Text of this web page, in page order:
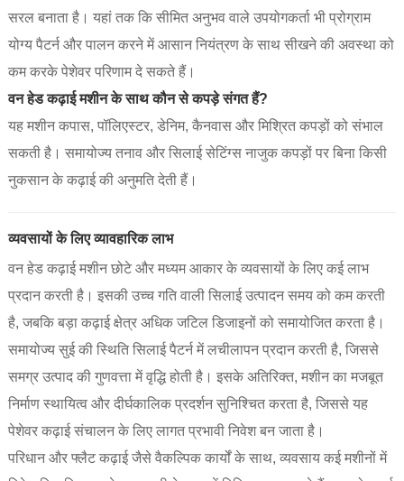
सरल बनाता है। यहां तक ​​कि सीमित अनुभव वाले उपयोगकर्ता भी प्रोग्राम
योग्य पैटर्न और पालन करने में आसान नियंत्रण के साथ सीखने की अवस्था को
कम करके पेशेवर परिणाम दे सकते हैं।
वन हेड कढ़ाई मशीन के साथ कौन से कपड़े संगत हैं?
यह मशीन कपास, पॉलिएस्टर, डेनिम, कैनवास और मिश्रित कपड़ों को संभाल
सकती है। समायोज्य तनाव और सिलाई सेटिंग्स नाजुक कपड़ों पर बिना किसी
नुकसान के कढ़ाई की अनुमति देती हैं।
व्यवसायों के लिए व्यावहारिक लाभ
वन हेड कढ़ाई मशीन छोटे और मध्यम आकार के व्यवसायों के लिए कई लाभ
प्रदान करती है। इसकी उच्च गति वाली सिलाई उत्पादन समय को कम करती
है, जबकि बड़ा कढ़ाई क्षेत्र अधिक जटिल डिजाइनों को समायोजित करता है।
समायोज्य सुई की स्थिति सिलाई पैटर्न में लचीलापन प्रदान करती है, जिससे
समग्र उत्पाद की गुणवत्ता में वृद्धि होती है। इसके अतिरिक्त, मशीन का मजबूत
निर्माण स्थायित्व और दीर्घकालिक प्रदर्शन सुनिश्चित करता है, जिससे यह
पेशेवर कढ़ाई संचालन के लिए लागत प्रभावी निवेश बन जाता है।
परिधान और फ्लैट कढ़ाई जैसे वैकल्पिक कार्यों के साथ, व्यवसाय कई मशीनों में